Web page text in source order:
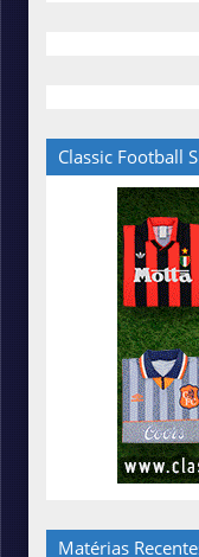
Classic Football
Matérias